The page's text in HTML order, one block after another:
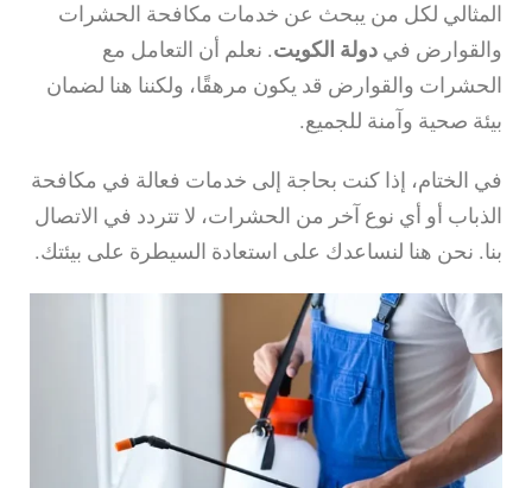
المثالي لكل من يبحث عن خدمات مكافحة الحشرات
والقوارض في دولة الكويت. نعلم أن التعامل مع
الحشرات والقوارض قد يكون مرهقًا، ولكننا هنا لضمان
بيئة صحية وآمنة للجميع.
في الختام، إذا كنت بحاجة إلى خدمات فعالة في مكافحة
الذباب أو أي نوع آخر من الحشرات، لا تتردد في الاتصال
بنا. نحن هنا لنساعدك على استعادة السيطرة على بيئتك.